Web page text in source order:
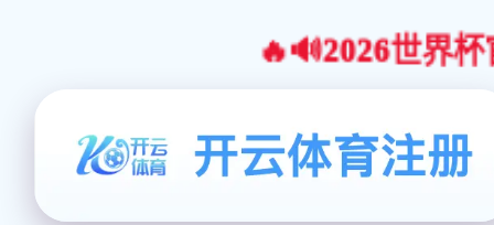
🔥🔊2026世界杯官网